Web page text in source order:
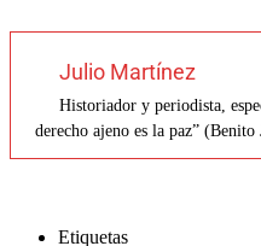
Julio Martínez
Historiador y periodista,
derecho ajeno es la paz” (Benito
Etiquetas